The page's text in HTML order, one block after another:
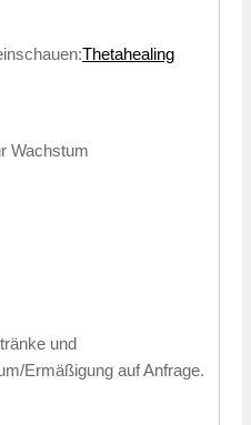
Thetahealing
Wachstum
und
Ermäßigung auf Anfrage.